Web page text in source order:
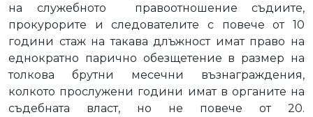
на служебното
правоотношение съдиите,
прокурорите и следователите с повече от 10
години стаж на такава длъжност имат право на
еднократно парично обезщетение в размер на
толкова брутни месечни възнаграждения,
колкото прослужени години имат в органите на
съдебната власт, но не повече от 20.